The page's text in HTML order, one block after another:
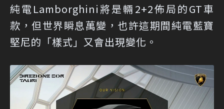
純電Lamborghini將是輛2+2佈局的GT車
款，但世界瞬息萬變，也許這期間純電藍寶
堅尼的「樣式」又會出現變化。